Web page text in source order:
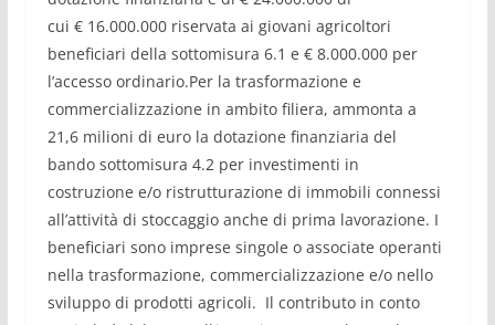
cui € 16.000.000 riservata ai giovani agricoltori
beneficiari della sottomisura 6.1 e € 8.000.000 per
l’accesso ordinario.Per la trasformazione e
commercializzazione in ambito filiera, ammonta a
21,6 milioni di euro la dotazione finanziaria del
bando sottomisura 4.2 per investimenti in
costruzione e/o ristrutturazione di immobili connessi
all’attività di stoccaggio anche di prima lavorazione. I
beneficiari sono imprese singole o associate operanti
nella trasformazione, commercializzazione e/o nello
sviluppo di prodotti agricoli. Il contributo in conto